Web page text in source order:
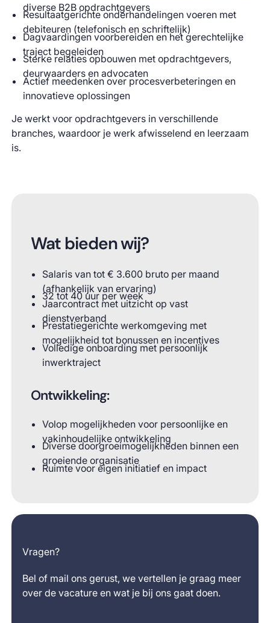
diverse B2B opdrachtgevers
Resultaatgerichte onderhandelingen voeren met
debiteuren (telefonisch en schriftelijk)
Dagvaardingen voorbereiden en het gerechtelijke
traject begeleiden
Sterke relaties opbouwen met opdrachtgevers,
deurwaarders en advocaten
Actief meedenken over procesverbeteringen en
innovatieve oplossingen
Je werkt voor opdrachtgevers in verschillende
branches, waardoor je werk afwisselend en leerzaam
is.
Wat bieden wij?
Salaris van tot € 3.600 bruto per maand
(afhankelijk van ervaring)
32 tot 40 uur per week
Jaarcontract met uitzicht op vast
dienstverband
Prestatiegerichte werkomgeving met
mogelijkheid tot bonussen en incentives
Volledige onboarding met persoonlijk
inwerktraject
Ontwikkeling:
Volop mogelijkheden voor persoonlijke en
vakinhoudelijke ontwikkeling
Diverse doorgroeimogelijkheden binnen een
groeiende organisatie
Ruimte voor eigen initiatief en impact
Vragen?
Bel of mail ons gerust, we vertellen je graag meer
over de vacature en wat je bij ons gaat doen.